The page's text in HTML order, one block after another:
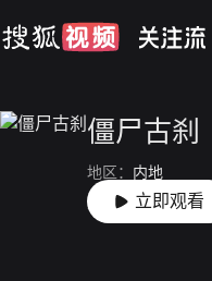
僵尸古刹
地区： 内地
主演： 杜奕衡 刘
立即观看